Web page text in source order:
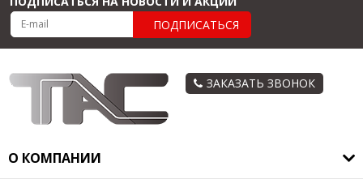
ПОДПИСАТЬСЯ
ЗАКАЗАТЬ ЗВОНОК
О КОМПАНИИ